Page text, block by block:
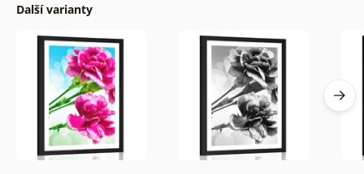
Další varianty